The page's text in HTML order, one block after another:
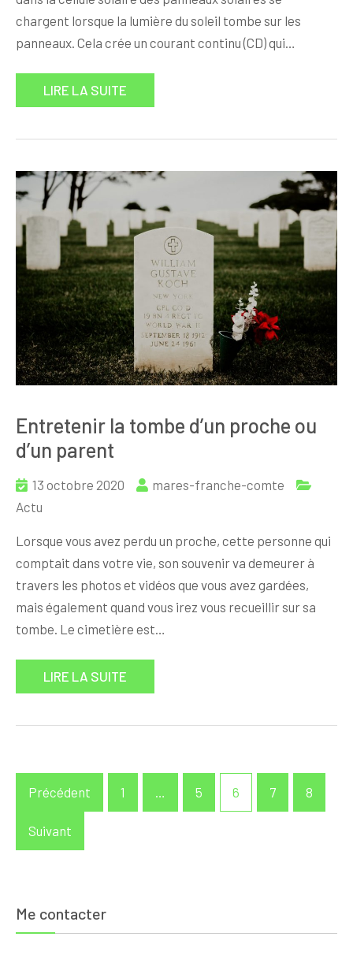
chargent lorsque la lumière du soleil tombe sur les
panneaux. Cela crée un courant continu (CD) qui…
LIRE LA SUITE
Entretenir la tombe d’un proche ou
d’un parent
13 octobre 2020
mares-franche-comte
Actu
Lorsque vous avez perdu un proche, cette personne qui
comptait dans votre vie, son souvenir va demeurer à
travers les photos et vidéos que vous avez gardées,
mais également quand vous irez vous recueillir sur sa
tombe. Le cimetière est…
LIRE LA SUITE
Pagination
des
publications
Précédent 1 5 6 7 8
Suivant
Me contacter